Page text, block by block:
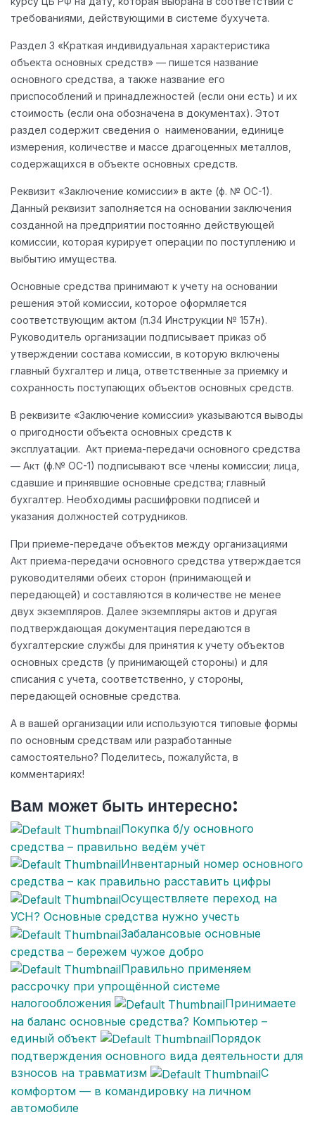
требованиями, действующими в системе бухучета.
Раздел 3 «Краткая индивидуальная характеристика
объекта основных средств» — пишется название
основного средства, а также название его
приспособлений и принадлежностей (если они есть) и их
стоимость (если она обозначена в документах). Этот
раздел содержит сведения о наименовании, единице
измерения, количестве и массе драгоценных металлов,
содержащихся в объекте основных средств.
Реквизит «Заключение комиссии» в акте (ф. № ОС-1).
Данный реквизит заполняется на основании заключения
созданной на предприятии постоянно действующей
комиссии, которая курирует операции по поступлению и
выбытию имущества.
Основные средства принимают к учету на основании
решения этой комиссии, которое оформляется
соответствующим актом (п.34 Инструкции № 157н).
Руководитель организации подписывает приказ об
утверждении состава комиссии, в которую включены
главный бухгалтер и лица, ответственные за приемку и
сохранность поступающих объектов основных средств.
В реквизите «Заключение комиссии» указываются выводы
о пригодности объекта основных средств к
эксплуатации. Акт приема-передачи основного средства
— Акт (ф.№ ОС-1) подписывают все члены комиссии; лица,
сдавшие и принявшие основные средства; главный
бухгалтер. Необходимы расшифровки подписей и
указания должностей сотрудников.
При приеме-передаче объектов между организациями
Акт приема-передачи основного средства утверждается
руководителями обеих сторон (принимающей и
передающей) и составляются в количестве не менее
двух экземпляров. Далее экземпляры актов и другая
подтверждающая документация передаются в
бухгалтерские службы для принятия к учету объектов
основных средств (у принимающей стороны) и для
списания с учета, соответственно, у стороны,
передающей основные средства.
А в вашей организации или используются типовые формы
по основным средствам или разработанные
самостоятельно? Поделитесь, пожалуйста, в
комментариях!
Вам может быть интересно:
Покупка б/у основного
средства – правильно ведём учёт
Инвентарный номер основного
средства – как правильно расставить цифры
Осуществляете переход на
УСН? Основные средства нужно учесть
Забалансовые основные
средства – бережем чужое добро
Правильно применяем
рассрочку при упрощённой системе
налогообложения
Принимаете
на баланс основные средства? Компьютер –
единый объект
Порядок
подтверждения основного вида деятельности для
взносов на травматизм
С
комфортом — в командировку на личном
автомобиле